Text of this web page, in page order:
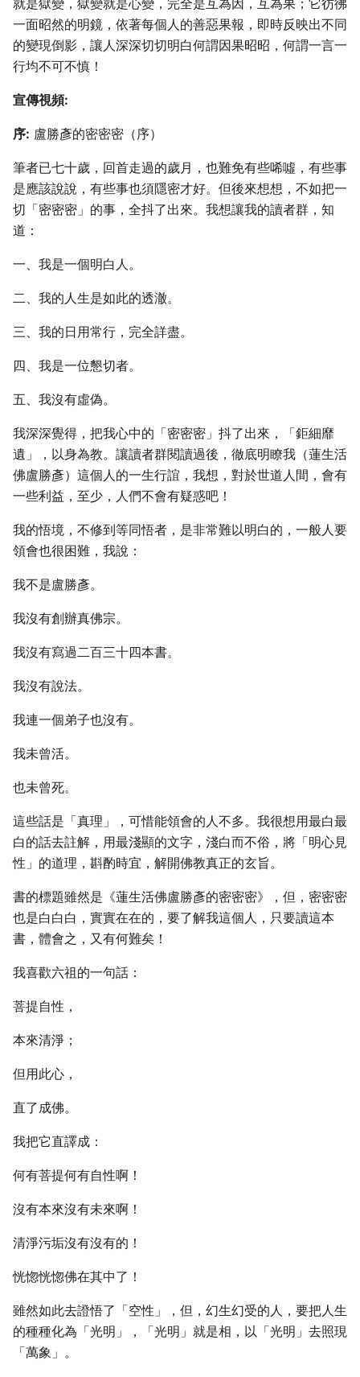
就是獄變，獄變就是心變，完全是互為因，互為果；它彷彿
一面昭然的明鏡，依著每個人的善惡果報，即時反映出不同
的變現倒影，讓人深深切切明白何謂因果昭昭，何謂一言一
行均不可不慎！
宣傳視頻:
序: 盧勝彥的密密密（序）
筆者已七十歲，回首走過的歲月，也難免有些唏噓，有些事
是應該說說，有些事也須隱密才好。但後來想想，不如把一
切「密密密」的事，全抖了出來。我想讓我的讀者群，知
道：
一、我是一個明白人。
二、我的人生是如此的透澈。
三、我的日用常行，完全詳盡。
四、我是一位懇切者。
五、我沒有虛偽。
我深深覺得，把我心中的「密密密」抖了出來，「鉅細靡
遺」，以身為教。讓讀者群閱讀過後，徹底明瞭我（蓮生活
佛盧勝彥）這個人的一生行誼，我想，對於世道人間，會有
一些利益，至少，人們不會有疑惑吧！
我的悟境，不修到等同悟者，是非常難以明白的，一般人要
領會也很困難，我說：
我不是盧勝彥。
我沒有創辦真佛宗。
我沒有寫過二百三十四本書。
我沒有說法。
我連一個弟子也沒有。
我未曾活。
也未曾死。
這些話是「真理」，可惜能領會的人不多。我很想用最白最
白的話去註解，用最淺顯的文字，淺白而不俗，將「明心見
性」的道理，斟酌時宜，解開佛教真正的玄旨。
書的標題雖然是《蓮生活佛盧勝彥的密密密》，但，密密密
也是白白白，實實在在的，要了解我這個人，只要讀這本
書，體會之，又有何難矣！
我喜歡六祖的一句話：
菩提自性，
本來清淨；
但用此心，
直了成佛。
我把它直譯成：
何有菩提何有自性啊！
沒有本來沒有未來啊！
清淨污垢沒有沒有的！
恍惚恍惚佛在其中了！
雖然如此去證悟了「空性」，但，幻生幻受的人，要把人生
的種種化為「光明」，「光明」就是相，以「光明」去照現
「萬象」。